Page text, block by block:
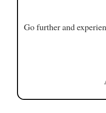
Go further and